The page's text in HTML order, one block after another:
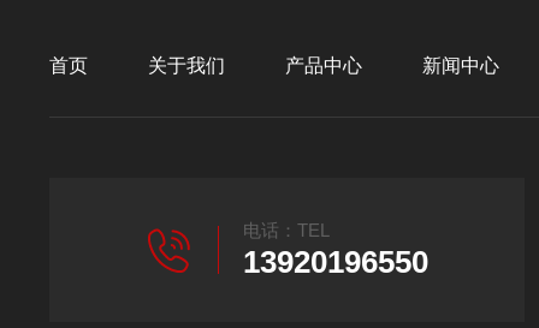
首页 关于我们 产品中心 新闻中心
电话：TEL
13920196550